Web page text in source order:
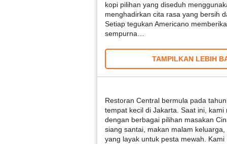
kopi pilihan yang diseduh
menghadirkan cita rasa yang bersih
Setiap tegukan Americano
sempurna…
TAMPILKAN LEBIH
Restoran Central bermula pada
tempat kecil di Jakarta. Saat ini, kami
dengan berbagai pilihan masakan
siang santai, makan malam
yang layak untuk pesta mewah. Kami